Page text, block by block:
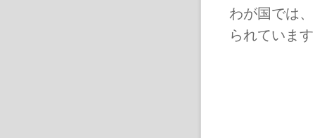
わが国では
られていま